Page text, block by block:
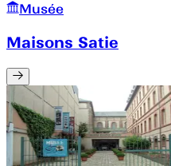
Musée
Maisons Satie